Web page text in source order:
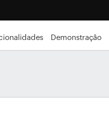
Demonstração